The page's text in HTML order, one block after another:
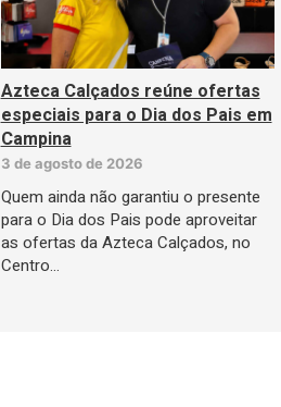
Azteca Calçados reúne ofertas
especiais para o Dia dos Pais em
Campina
3 de agosto de 2026
Quem ainda não garantiu o presente
para o Dia dos Pais pode aproveitar
as ofertas da Azteca Calçados, no
Centro…